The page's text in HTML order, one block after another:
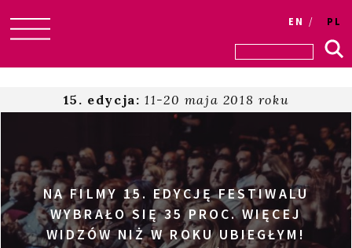
to
EN PL
15. edycja: 11-20 maja 2018 roku
NA FILMY 15. EDYCJĘ FESTIWALU
WYBRAŁO SIĘ 35 PROC. WIĘCEJ
WIDZÓW NIŻ W ROKU UBIEGŁYM!